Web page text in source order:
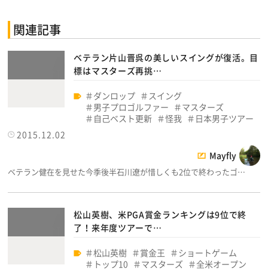
関連記事
ベテラン片山晋呉の美しいスイングが復活。目
標はマスターズ再挑…
ダンロップ
スイング
男子プロゴルファー
マスターズ
自己ベスト更新
怪我
日本男子ツアー
2015.12.02
Mayfly
ベテラン健在を見せた今季後半石川遼が惜しくも2位で終わったゴ…
松山英樹、米PGA賞金ランキングは9位で終
了！来年度ツアーで…
松山英樹 賞金王
ショートゲーム
トップ10
マスターズ
全米オープン